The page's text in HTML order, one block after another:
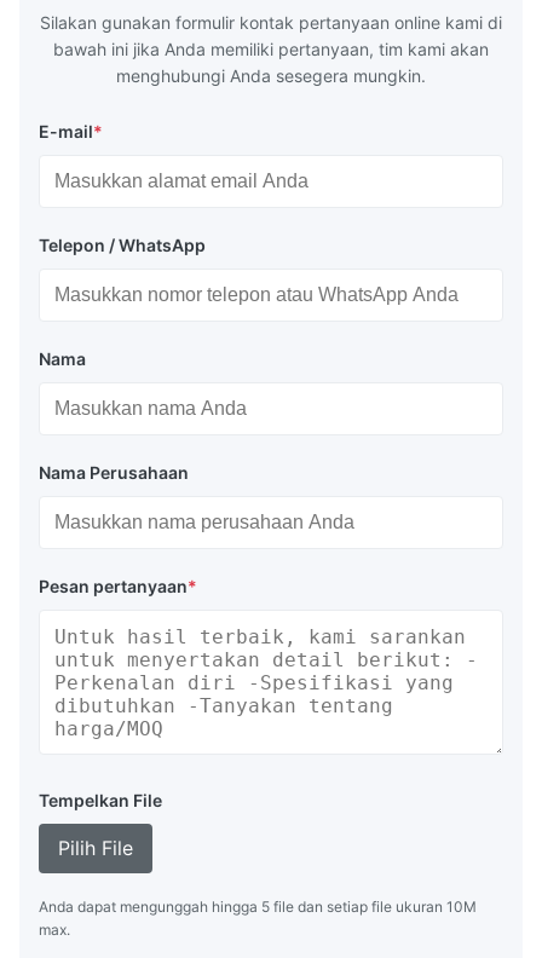
Q235,
Silakan gunakan formulir kontak pertanyaan online kami di
bawah ini jika Anda memiliki pertanyaan, tim kami akan
menghubungi Anda sesegera mungkin.
E-mail*
Telepon / WhatsApp
Nama
Nama Perusahaan
Pesan pertanyaan*
Tempelkan File
Pilih File
Anda dapat mengunggah hingga 5 file dan setiap file ukuran 10M
max.